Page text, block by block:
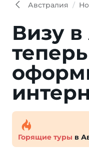
Австралия
Визу
Горящие туры в